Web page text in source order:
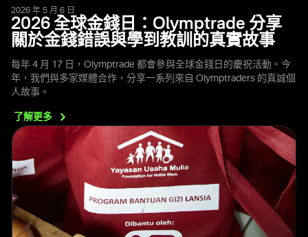
2026 年 5 月 6 日
2026 全球金錢日：Olymptrade 分享
關於金錢錯誤與學到教訓的真實故事
每年 4 月 17 日，Olymptrade 都會參與全球金錢日的慶祝活動。今
年，我們與多家媒體合作，分享一系列來自 Olymptraders 的真誠個
人故事。
了解更多